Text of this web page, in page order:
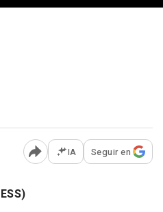
Abrir opciones para
IA Seguir en